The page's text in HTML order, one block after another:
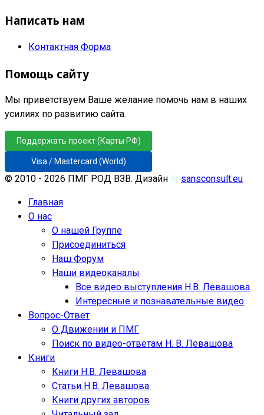
Написать нам
Контактная Форма
Помощь сайту
Мы приветствуем Ваше желание помочь нам в наших
усилиях по развитию сайта.
Поддержать проект (Карты РФ)
Visa / Mastercard (World)
© 2010 - 2026 ПМГ РОД ВЗВ. Дизайн ♲ sansconsult.eu
Главная
О нас
О нашей Группе
Присоединиться
Наш Форум
Наши видеоканалы
Все видео выступления Н.В. Левашова
Интересные и познавательные видео
Вопрос-Ответ
О Движении и ПМГ
Поиск по видео-ответам Н. В. Левашова
Книги
Книги Н.В. Левашова
Статьи Н.В. Левашова
Книги других авторов